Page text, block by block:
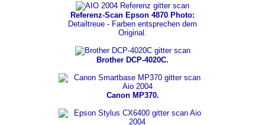
Referenz-Scan Epson 4870 Photo:
Detailtreue - Farben entsprechen dem
Original.
Brother DCP-4020C.
Canon MP370.